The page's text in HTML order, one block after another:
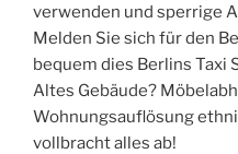
verwenden und sperrige
Melden Sie sich für den
bequem dies Berlins Taxi
Altes Gebäude?
Wohnungsauflösung
vollbracht alles ab!